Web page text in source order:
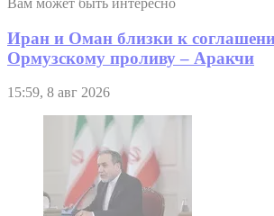
Иран и Оман близки к
Ормузскому проливу – Аракчи
15:59, 8 авг 2026